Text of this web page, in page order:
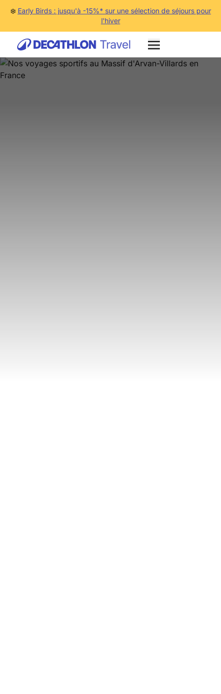
❄️ Early Birds : jusqu'à -15%* sur une sélection de séjours pour
l'hiver